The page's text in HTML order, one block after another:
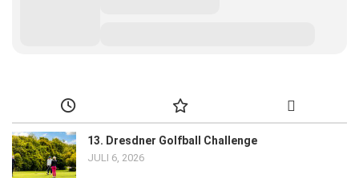
13. Dresdner Golfball Challenge
JULI 6, 2026